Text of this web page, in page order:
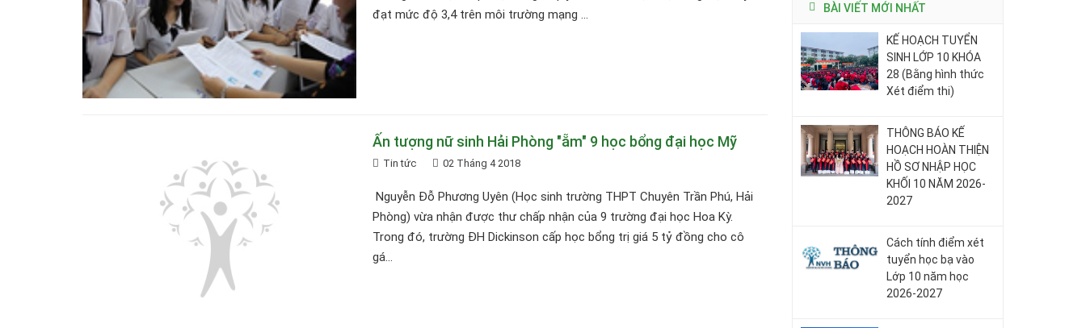
đạt mức độ 3,4 trên môi trường mạng ...
Ấn tượng nữ sinh Hải Phòng "ẵm" 9 học bổng đại học Mỹ
Tin tức 02 Tháng 4 2018
Nguyễn Đỗ Phương Uyên (Học sinh trường THPT Chuyên Trần Phú, Hải
Phòng) vừa nhận được thư chấp nhận của 9 trường đại học Hoa Kỳ.
Trong đó, trường ĐH Dickinson cấp học bổng trị giá 5 tỷ đồng cho cô
gá...
BÀI VIẾT MỚI NHẤT
KẾ HOẠCH TUYỂN
SINH LỚP 10 KHÓA
28 (Bằng hình thức
Xét điểm thi)
THÔNG BÁO KẾ
HOẠCH HOÀN THIỆN
HỒ SƠ NHẬP HỌC
KHỐI 10 NĂM 2026-
2027
Cách tính điểm xét
tuyển học bạ vào
Lớp 10 năm học
2026-2027